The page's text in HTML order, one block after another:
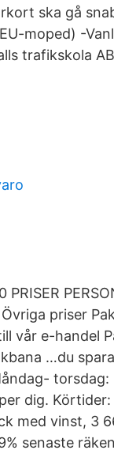
ska gå
moped) -
trafikskola
priser
vår e-handel
…du
torsdag:
dig.
med vinst, 3
senaste